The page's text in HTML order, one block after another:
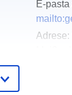
E-pasta
Adrese: